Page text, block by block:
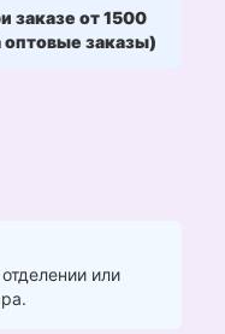
заказе от 1500
оптовые заказы)
или